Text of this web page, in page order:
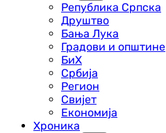
Република Српска
Друштво
Бања Лука
Градови и општине
БиХ
Србија
Регион
Свијет
Економија
Хроника